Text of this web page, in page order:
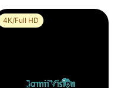
4K/Full HD